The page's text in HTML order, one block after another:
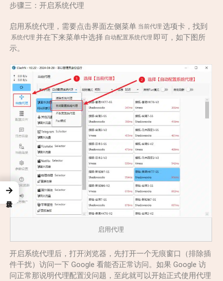
步骤三：开启系统代理
启用系统代理，需要点击界面左侧菜单 当前代理 选项卡，找到
系统代理 并在下来菜单中选择 自动配置系统代理 即可，如下图所
示。
启用代理
开启系统代理后，打开浏览器，先打开一个无痕窗口（排除插
件干扰）访问一下 Google 看能否正常访问。如果 Google 访
问正常那说明代理配置没问题，至此就可以开始正式使用代理
→